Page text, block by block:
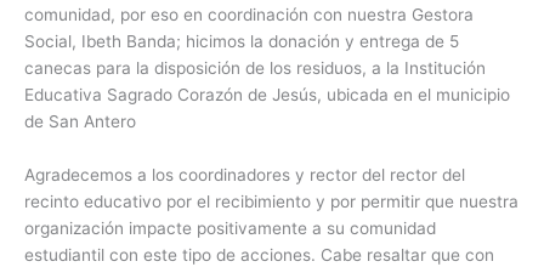
comunidad, por eso en coordinación con nuestra Gestora
Social, Ibeth Banda; hicimos la donación y entrega de 5
canecas para la disposición de los residuos, a la Institución
Educativa Sagrado Corazón de Jesús, ubicada en el municipio
de San Antero
Agradecemos a los coordinadores y rector del rector del
recinto educativo por el recibimiento y por permitir que nuestra
organización impacte positivamente a su comunidad
estudiantil con este tipo de acciones. Cabe resaltar que con